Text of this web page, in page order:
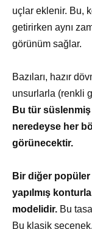
uçlar eklenir. Bu,
getirirken aynı
görünüm sağlar.
Bazıları, hazır
unsurlarla (renkli
Bu tür
neredeyse her
görünecektir.
Bir diğer
yapılmış
modelidir. Bu
Bu klasik